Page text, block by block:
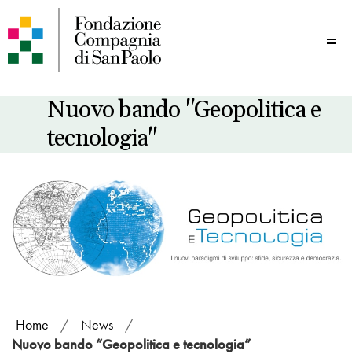
Nuovo bando "Geopolitica e
tecnologia"
Home / News
/
Nuovo bando “Geopolitica e tecnologia”